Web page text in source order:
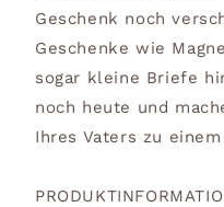
Geschenk noch
Geschenke wie
sogar kleine Briefe
noch heute und
Ihres Vaters zu